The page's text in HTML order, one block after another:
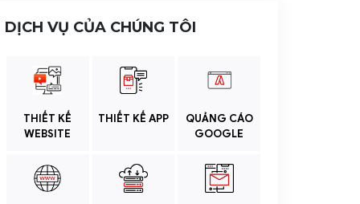
DỊCH VỤ CỦA CHÚNG TÔI
THIẾT KẾ
WEBSITE
THIẾT KẾ APP
QUẢNG CÁO
GOOGLE